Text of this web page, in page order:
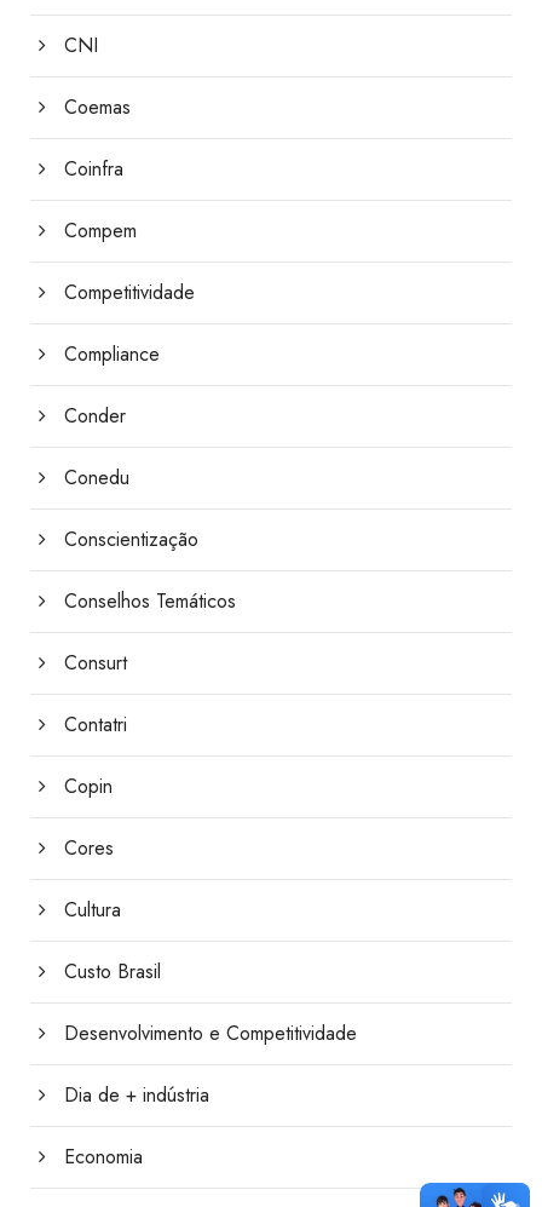
CNI
Coemas
Coinfra
Compem
Competitividade
Compliance
Conder
Conedu
Conscientização
Conselhos Temáticos
Consurt
Contatri
Copin
Cores
Cultura
Custo Brasil
Desenvolvimento e Competitividade
Dia de + indústria
Economia